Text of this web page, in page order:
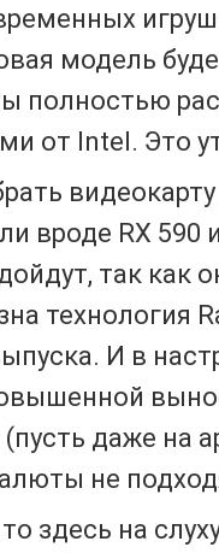
модель
полностью
от Intel. Это
вроде RX 590
так как
технология
И в
даже на
не
здесь на